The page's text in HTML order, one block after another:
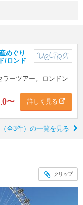
めぐり
/ロンド
ーツアー。ロンドン
〜 詳しく見る
全3件）の一覧を見る
クリップ